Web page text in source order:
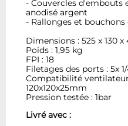
- Couvercles d'embouts
anodisé argent
- Rallonges et
Dimensions : 525 x 130
Poids : 1,95 kg
FPI : 18
Filetages des ports : 5x
Compatibilité
120x120x25mm
Pression testée : 1bar
Livré avec :